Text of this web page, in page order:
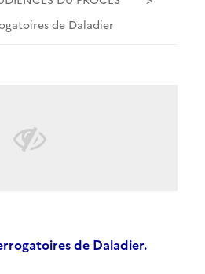
de Daladier
de Daladier.